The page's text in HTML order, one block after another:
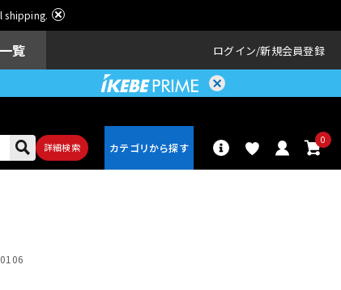
shipping.
覧 ログイン 新規会員登録
詳細検索
0